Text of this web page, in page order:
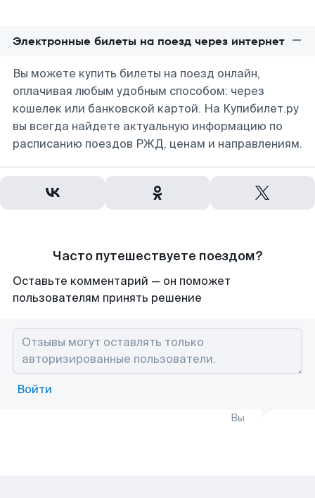
Электронные билеты на поезд через интернет
Вы можете купить билеты на поезд онлайн,
оплачивая любым удобным способом: через
кошелек или банковской картой. На Купибилет.ру
вы всегда найдете актуальную информацию по
расписанию поездов РЖД, ценам и направлениям.
Часто путешествуете поездом?
Оставьте комментарий — он поможет
пользователям принять решение
Войти
Вы